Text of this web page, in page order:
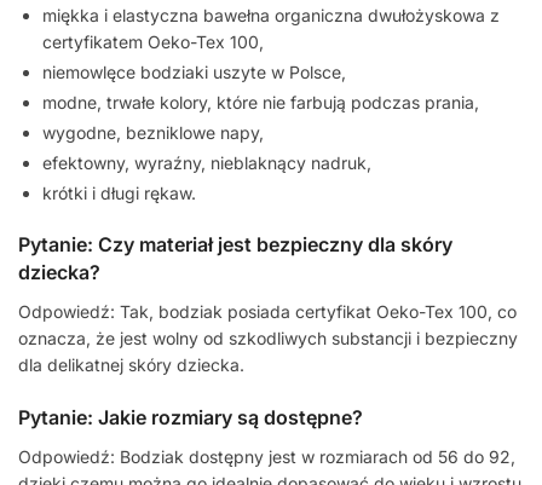
miękka i elastyczna bawełna organiczna dwułożyskowa z
certyfikatem Oeko-Tex 100,
niemowlęce bodziaki uszyte w Polsce,
modne, trwałe kolory, które nie farbują podczas prania,
wygodne, bezniklowe napy,
efektowny, wyraźny, nieblaknący nadruk,
krótki i długi rękaw.
Pytanie: Czy materiał jest bezpieczny dla skóry
dziecka?
Odpowiedź: Tak, bodziak posiada certyfikat Oeko-Tex 100, co
oznacza, że jest wolny od szkodliwych substancji i bezpieczny
dla delikatnej skóry dziecka.
Pytanie: Jakie rozmiary są dostępne?
Odpowiedź: Bodziak dostępny jest w rozmiarach od 56 do 92,